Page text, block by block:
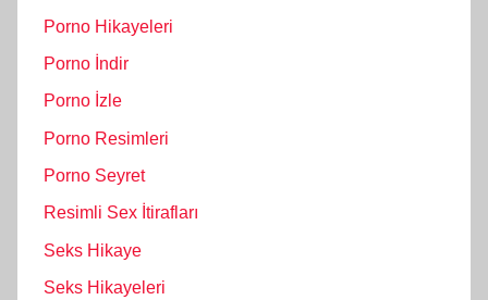
Porno Hikayeleri
Porno İndir
Porno İzle
Porno Resimleri
Porno Seyret
Resimli Sex İtirafları
Seks Hikaye
Seks Hikayeleri